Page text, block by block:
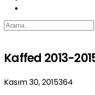
Kaffed 2013-
Kasım 30, 2015364